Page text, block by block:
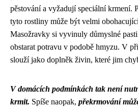
pěstování a vyžadují speciální krmení.
tyto rostliny může být velmi
Masožravky si vyvinuly důmyslné
obstarat potravu v podobě hmyzu. V
slouží jako doplněk živin, které jim
V domácích podmínkách tak není
krmit. Spíše naopak, překrmování